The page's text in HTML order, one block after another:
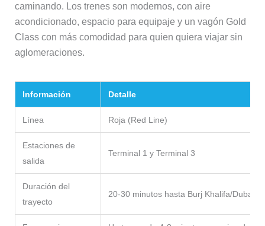
caminando. Los trenes son modernos, con aire
acondicionado, espacio para equipaje y un vagón Gold
Class con más comodidad para quien quiera viajar sin
aglomeraciones.
Información Detalle
Línea Roja (Red Line)
Estaciones de
salida
Terminal 1 y Terminal 3
Duración del
trayecto
20-30 minutos hasta Burj Khalifa/Dubai